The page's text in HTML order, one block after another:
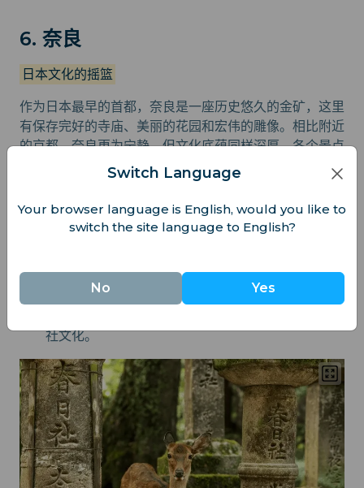
6. 奈良
日本文化的摇篮
作为日本最早的首都，奈良是一座历史悠久的金矿，这里
有保存完好的寺庙、美丽的花园和宏伟的雕像。相比附近
的京都，奈良更为宁静，但文化底蕴同样深厚。各个景点
之间距离很近，步行游览非常方便。
东大寺：这座标志性建筑内有一尊巨大的青铜佛像。
社文化。
Switch Language
Your browser language is English, would you like to
switch the site language to English?
No Yes